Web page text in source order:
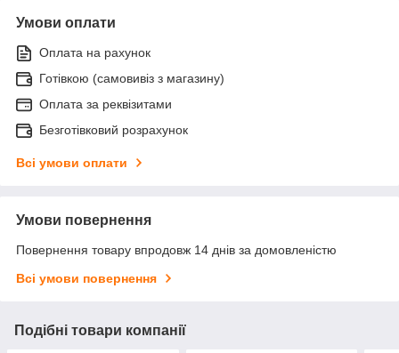
Умови оплати
Оплата на рахунок
Готівкою (самовивіз з магазину)
Оплата за реквізитами
Безготівковий розрахунок
Всі умови оплати
Умови повернення
Повернення товару впродовж 14 днів за домовленістю
Всі умови повернення
Подібні товари компанії